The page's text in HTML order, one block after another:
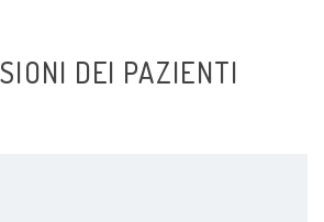
DEI PAZIENTI